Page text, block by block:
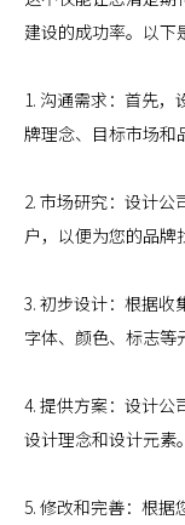
建设的成功率。以下
1. 沟通需求：首先
牌理念、目标市场和
2. 市场研究：设计
户，以便为您的品牌
3. 初步设计：根据收
字体、颜色、标志等
4. 提供方案：设计公
设计理念和设计元素。
5. 修改和完善：根据